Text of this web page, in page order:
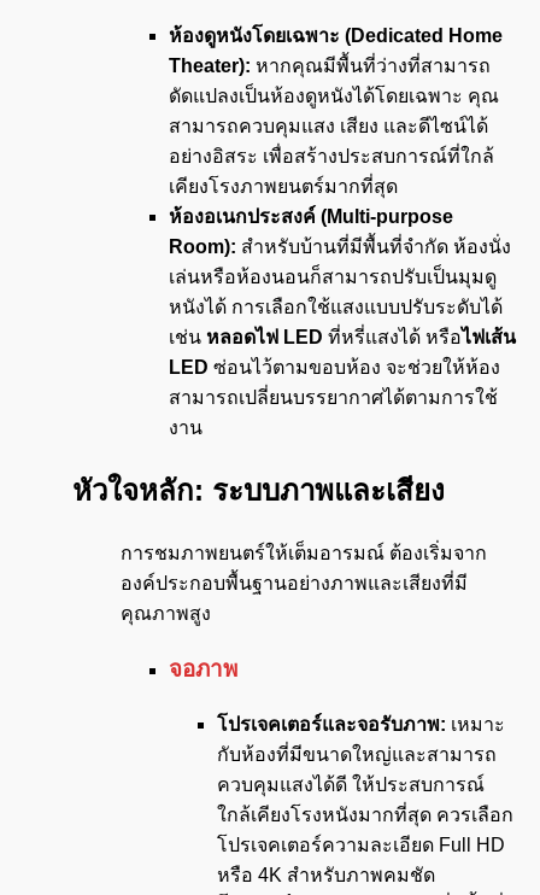
ห้องดูหนังโดยเฉพาะ (Dedicated Home
Theater): หากคุณมีพื้นที่ว่างที่สามารถ
ดัดแปลงเป็นห้องดูหนังได้โดยเฉพาะ คุณ
สามารถควบคุมแสง เสียง และดีไซน์ได้
อย่างอิสระ เพื่อสร้างประสบการณ์ที่ใกล้
เคียงโรงภาพยนตร์มากที่สุด
ห้องอเนกประสงค์ (Multi-purpose
Room): สำหรับบ้านที่มีพื้นที่จำกัด ห้องนั่ง
เล่นหรือห้องนอนก็สามารถปรับเป็นมุมดู
หนังได้ การเลือกใช้แสงแบบปรับระดับได้
เช่น หลอดไฟ LED ที่หรี่แสงได้ หรือไฟเส้น
LED ซ่อนไว้ตามขอบห้อง จะช่วยให้ห้อง
สามารถเปลี่ยนบรรยากาศได้ตามการใช้
งาน
หัวใจหลัก: ระบบภาพและเสียง
การชมภาพยนตร์ให้เต็มอารมณ์ ต้องเริ่มจาก
องค์ประกอบพื้นฐานอย่างภาพและเสียงที่มี
คุณภาพสูง
จอภาพ
โปรเจคเตอร์และจอรับภาพ: เหมาะ
กับห้องที่มีขนาดใหญ่และสามารถ
ควบคุมแสงได้ดี ให้ประสบการณ์
ใกล้เคียงโรงหนังมากที่สุด ควรเลือก
โปรเจคเตอร์ความละเอียด Full HD
หรือ 4K สำหรับภาพคมชัด